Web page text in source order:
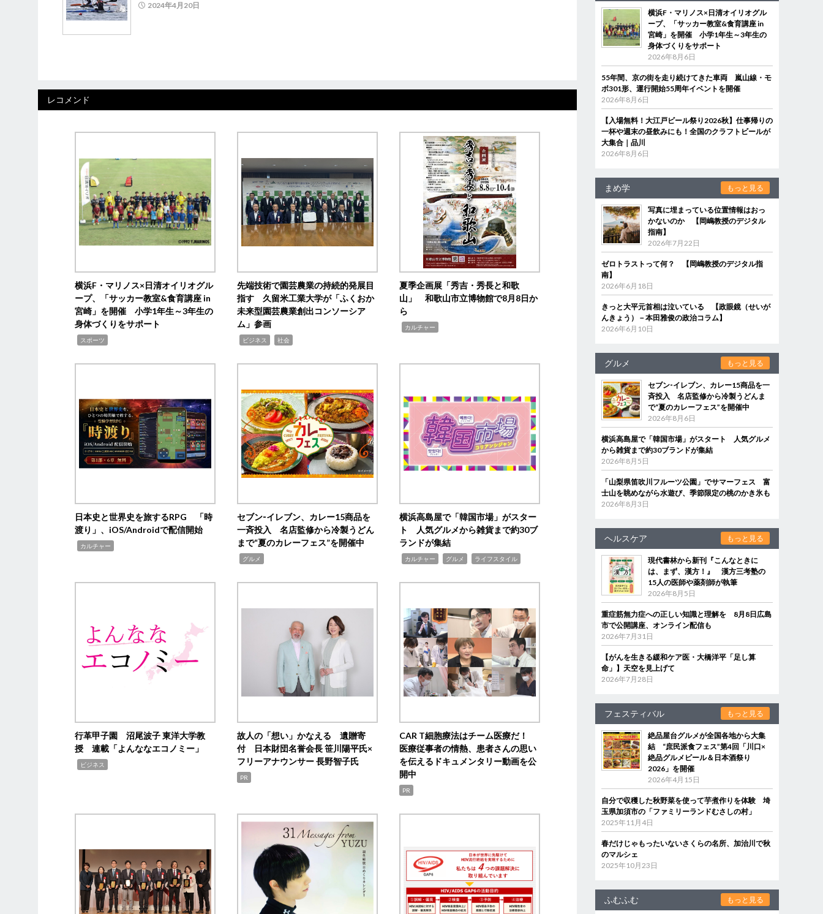
2024年4月20日
レコメンド
横浜F・マリノス×日清オイリオグル
ープ、「サッカー教室&食育講座 in
宮崎」を開催 小学1年生～3年生の
身体づくりをサポート
スポーツ
先端技術で園芸農業の持続的発展目
指す 久留米工業大学が「ふくおか
未来型園芸農業創出コンソーシア
ム」参画
ビジネス 社会
夏季企画展「秀吉・秀長と和歌
山」 和歌山市立博物館で8月8日か
ら
カルチャー
日本史と世界史を旅するRPG 「時
渡り」、iOS/Androidで配信開始
カルチャー
セブン‐イレブン、カレー15商品を
一斉投入 名店監修から冷製うどん
まで“夏のカレーフェス”を開催中
グルメ
横浜高島屋で「韓国市場」がスター
ト 人気グルメから雑貨まで約30ブ
ランドが集結
カルチャー グルメ ライフスタイル
行革甲子園 沼尾波子 東洋大学教
授 連載「よんななエコノミー」
ビジネス
故人の「想い」かなえる 遺贈寄
付 日本財団名誉会長 笹川陽平氏×
フリーアナウンサー 長野智子氏
PR
CAR T細胞療法はチーム医療だ！
医療従事者の情熱、患者さんの思い
を伝えるドキュメンタリー動画を公
開中
PR
横浜F・マリノス×日清オイリオグル
ープ、「サッカー教室&食育講座 in
宮崎」を開催 小学1年生～3年生の
身体づくりをサポート
2026年8月6日
55年間、京の街を走り続けてきた車両 嵐山線・モ
ボ301形、運行開始55周年イベントを開催
2026年8月6日
【入場無料！大江戸ビール祭り2026秋】仕事帰りの
一杯や週末の昼飲みにも！全国のクラフトビールが
大集合｜品川
2026年8月6日
まめ学 もっと見る
写真に埋まっている位置情報はおっ
かないのか 【岡嶋教授のデジタル
指南】
2026年7月22日
ゼロトラストって何？ 【岡嶋教授のデジタル指
南】
2026年6月18日
きっと大平元首相は泣いている 【政眼鏡（せいが
んきょう）－本田雅俊の政治コラム】
2026年6月10日
グルメ もっと見る
セブン‐イレブン、カレー15商品を一
斉投入 名店監修から冷製うどんま
で“夏のカレーフェス”を開催中
2026年8月6日
横浜高島屋で「韓国市場」がスタート 人気グルメ
から雑貨まで約30ブランドが集結
2026年8月5日
「山梨県笛吹川フルーツ公園」でサマーフェス 富
士山を眺めながら水遊び、季節限定の桃のかき氷も
2026年8月3日
ヘルスケア もっと見る
現代書林から新刊『こんなときに
は、まず、漢方！』 漢方三考塾の
15人の医師や薬剤師が執筆
2026年8月5日
重症筋無力症への正しい知識と理解を 8月8日広島
市で公開講座、オンライン配信も
2026年7月31日
【がんを生きる緩和ケア医・大橋洋平「足し算
命」】天空を見上げて
2026年7月28日
フェスティバル もっと見る
絶品屋台グルメが全国各地から大集
結 “庶民派食フェス”第4回「川口×
絶品グルメビール＆日本酒祭り
2026」を開催
2026年4月15日
自分で収穫した秋野菜を使って芋煮作りを体験 埼
玉県加須市の「ファミリーランドむさしの村」
2025年11月4日
春だけじゃもったいないさくらの名所、加治川で秋
のマルシェ
2025年10月23日
ふむふむ もっと見る